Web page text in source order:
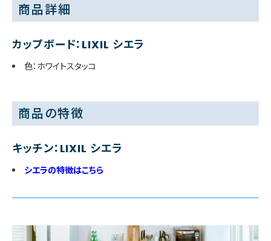
商品詳細
カップボード：LIXIL シエラ
色：ホワイトスタッコ
商品の特徴
キッチン：LIXIL シエラ
シエラの特徴はこちら